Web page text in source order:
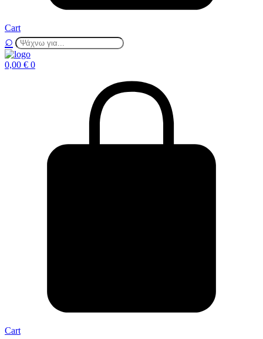
Cart
0,00 € 0
Cart